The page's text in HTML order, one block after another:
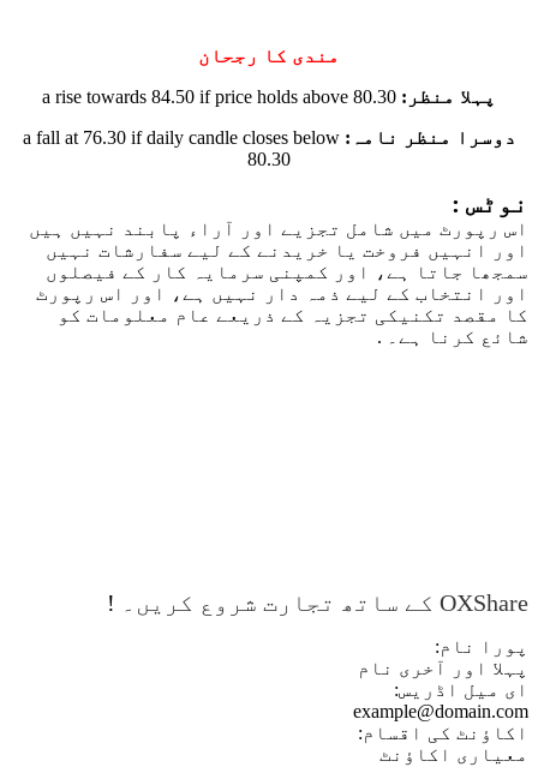
مندی کا رجحان
پہلا منظر: a rise towards 84.50 if price holds above 80.30
دوسرا منظر نامہ:a fall at 76.30 if daily candle closes below
80.30
نوٹس :
اس رپورٹ میں شامل تجزیے اور آراء پابند نہیں ہیں
اور انہیں فروخت یا خریدنے کے لیے سفارشات نہیں
سمجھا جاتا ہے، اور کمپنی سرمایہ کار کے فیصلوں
اور انتخاب کے لیے ذمہ دار نہیں ہے، اور اس رپورٹ
کا مقصد تکنیکی تجزیہ کے ذریعے عام معلومات کو
شائع کرنا ہے۔ .
OXShare کے ساتھ تجارت شروع کریں۔ !
پورا نام:
پہلا اور آخری نام
ای میل اڈریس:
example@domain.com
اکاؤنٹ کی اقسام:
معیاری اکاؤنٹ